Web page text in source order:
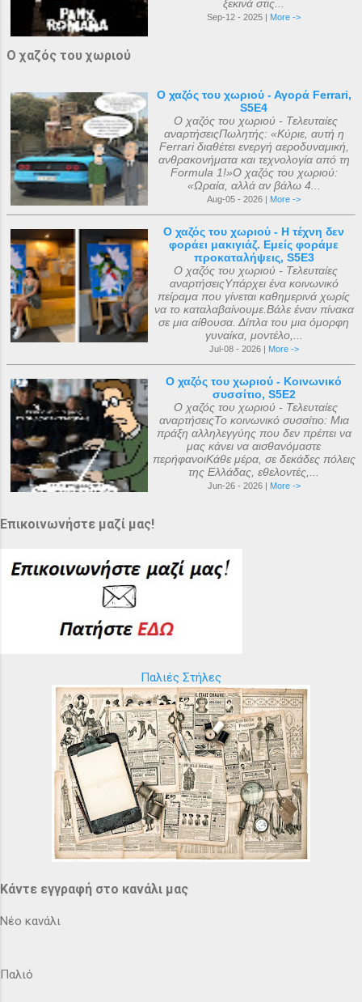
ξεκινά στις...
Sep-12 - 2025 | More ->
Ο χαζός του χωριού
Ο χαζός του χωριού - Αγορά Ferrari,
S5E4
Ο χαζός του χωριού - Τελευταίες
αναρτήσειςΠωλητής: «Κύριε, αυτή η
Ferrari διαθέτει ενεργή αεροδυναμική,
ανθρακονήματα και τεχνολογία από τη
Formula 1!»Ο χαζός του χωριού:
«Ωραία, αλλά αν βάλω 4...
Aug-05 - 2026 | More ->
Ο χαζός του χωριού - Η τέχνη δεν
φοράει μακιγιάζ. Εμείς φοράμε
προκαταλήψεις, S5E3
Ο χαζός του χωριού - Τελευταίες
αναρτήσειςΥπάρχει ένα κοινωνικό
πείραμα που γίνεται καθημερινά χωρίς
να το καταλαβαίνουμε.Βάλε έναν πίνακα
σε μια αίθουσα. Δίπλα του μια όμορφη
γυναίκα, μοντέλο,...
Jul-08 - 2026 | More ->
Ο χαζός του χωριού - Κοινωνικό
συσσίτιο, S5E2
Ο χαζός του χωριού - Τελευταίες
αναρτήσειςΤο κοινωνικό συσσίτιο: Μια
πράξη αλληλεγγύης που δεν πρέπει να
μας κάνει να αισθανόμαστε
περήφανοιΚάθε μέρα, σε δεκάδες πόλεις
της Ελλάδας, εθελοντές,...
Jun-26 - 2026 | More ->
Επικοινωνήστε μαζί μας!
Παλιές Στήλες
Κάντε εγγραφή στο κανάλι μας
Νέο κανάλι
Παλιό